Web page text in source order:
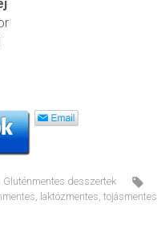
Gluténmentes desszertek
, laktózmentes, tojásmentes